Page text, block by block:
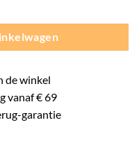
de winkel
vanaf € 69
garantie